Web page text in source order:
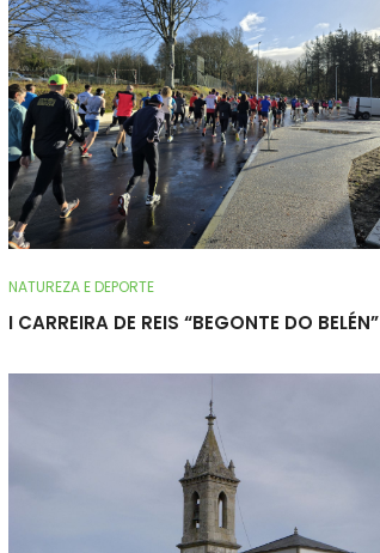
NATUREZA E DEPORTE
I CARREIRA DE REIS “BEGONTE DO BELÉN”